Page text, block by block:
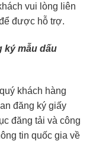
vui lòng liên
được hỗ trợ.
ký mẫu dấu
khách hàng
đăng ký giấy
đăng tải và công
tin quốc gia về